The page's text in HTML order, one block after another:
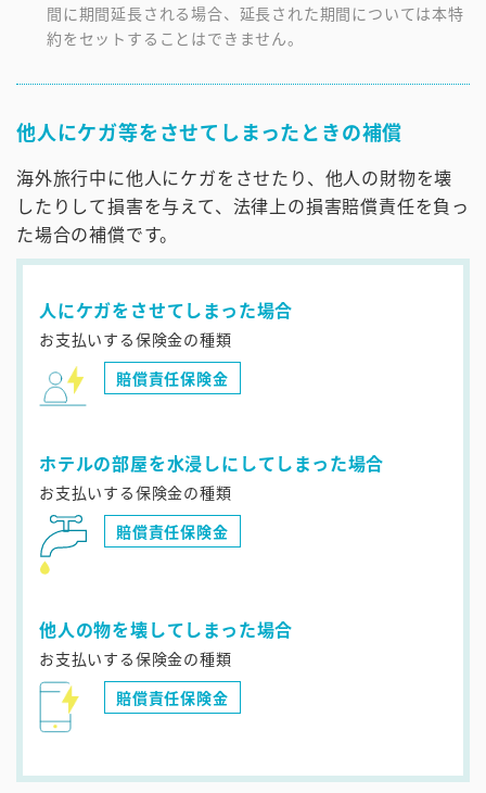
間に期間延長される場合、延長された期間については本特
約をセットすることはできません。
他人にケガ等をさせてしまったときの補償
海外旅行中に他人にケガをさせたり、他人の財物を壊
したりして損害を与えて、法律上の損害賠償責任を負っ
た場合の補償です。
人にケガをさせてしまった場合
お支払いする保険金の種類
賠償責任保険金
ホテルの部屋を水浸しにしてしまった場合
お支払いする保険金の種類
賠償責任保険金
他人の物を壊してしまった場合
お支払いする保険金の種類
賠償責任保険金